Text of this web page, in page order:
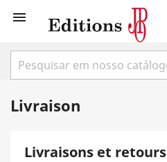

Livraison
Livraisons et retours